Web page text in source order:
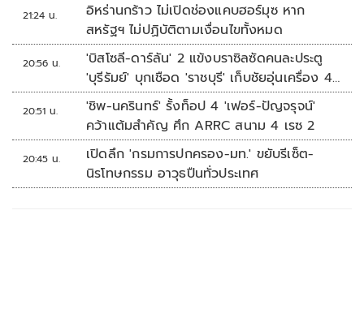
21:24 น.
อิหร่านกร้าว ไม่เปิดช่องแคบฮอร์มุซ หาก
สหรัฐฯ ไม่ปฏิบัติตามเงื่อนไขทั้งหมด
20:56 น.
'บิสโซลี-ดาร์ลัน' 2 แข้งบราซิลซัดคนละประตู
'บุรีรัมย์' บุกเชือด 'ราชบุรี' เก็บชัยอุ่นเครื่อง 4
นัดรวด
20:51 น.
'ชิพ-นครินทร์' รั้งท็อป 4 'เฟอร์-ปัญจรุจน์'
คว้าแต้มสำคัญ ศึก ARRC สนาม 4 เรซ 2
20:45 น.
เปิดลึก 'กรมการปกครอง-มท.' ขยับรีเซ็ต-
นิรโทษกรรม อาวุธปืนทั่วประเทศ